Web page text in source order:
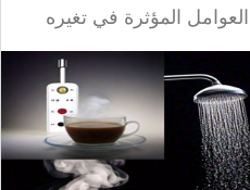
المؤثرة في تغيره